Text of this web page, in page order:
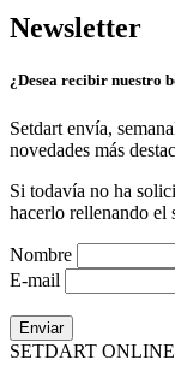
Newsletter
¿Desea recibir nuestro
Setdart envía,
novedades más
Si todavía no ha
hacerlo rellenando el
Nombre
E-mail
SETDART ONLINE